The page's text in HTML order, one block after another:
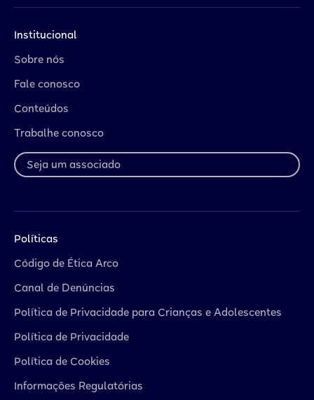
Institucional
Sobre nós
Fale conosco
Conteúdos
Trabalhe conosco
Seja um associado
Políticas
Código de Ética Arco
Canal de Denúncias
Política de Privacidade para Crianças e Adolescentes
Política de Privacidade
Política de Cookies
Informações Regulatórias